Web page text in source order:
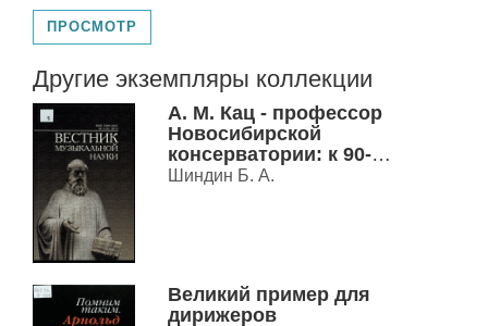
ПРОСМОТР
Другие экземпляры коллекции
А. М. Кац - профессор
Новосибирской
консерватории: к 90-
летию со дня рождения
Шиндин Б. А.
Великий пример для
дирижеров